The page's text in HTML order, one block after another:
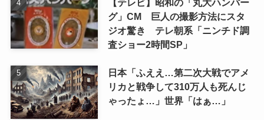
グ」CM 巨人の撮影方法にスタ
ジオ驚き テレ朝系「ニンチド調
査ショー2時間SP」
日本「ふええ…第二次大戦でアメ
リカと戦争して310万人も死んじ
ゃったょ…」世界「はぁ…」